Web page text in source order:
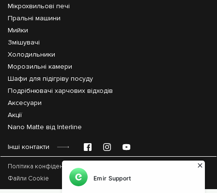
Мікрохвильові печі
Пральні машини
Мийки
Змішувачі
Холодильники
Морозильні камери
Шафи для підігріву посуду
Подрібнювачі харчових відходів
Аксесуари
Акції
Nano Matte від Interline
Інші контакти
Політика конфіденційності
Файли Cookie